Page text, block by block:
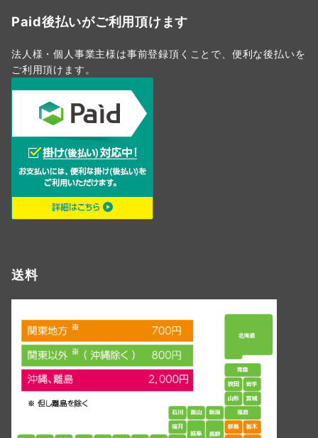
Paid後払いがご利用頂けます
法人様・個人事業主様は事前登録頂くことで、便利な後払いを
ご利用頂けます。
送料